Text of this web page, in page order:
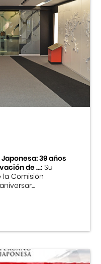
39 años
de ...:Su
Comisión